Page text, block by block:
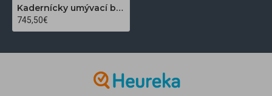
Kadernícky umývací box Gabbiano Amsterdam čierny s čiernym umýdalom
745,50€